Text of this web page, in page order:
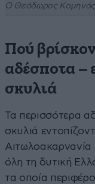
Ο Θεόδωρος Κομηνός
Πού
αδέσποτα –
σκυλιά
Τα περισσότερα
σκυλιά
Αιτωλοακαρνανία
όλη τη δυτική
τα οποία